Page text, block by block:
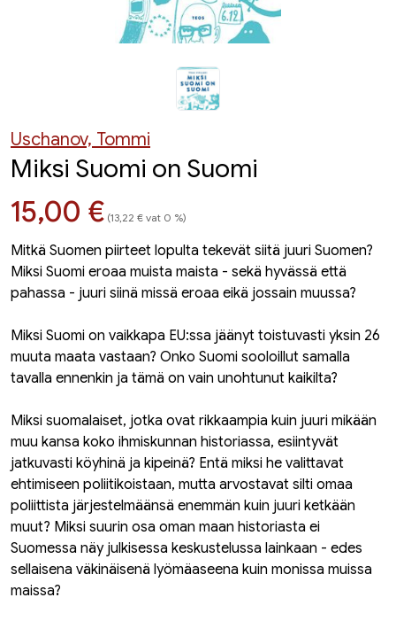
Uschanov, Tommi
Miksi Suomi on Suomi
Hinta nyt
15,00 € (13,22 € vat 0 %)
Mitkä Suomen piirteet lopulta tekevät siitä juuri Suomen?
Miksi Suomi eroaa muista maista - sekä hyvässä että
pahassa - juuri siinä missä eroaa eikä jossain muussa?
Miksi Suomi on vaikkapa EU:ssa jäänyt toistuvasti yksin 26
muuta maata vastaan? Onko Suomi sooloillut samalla
tavalla ennenkin ja tämä on vain unohtunut kaikilta?
Miksi suomalaiset, jotka ovat rikkaampia kuin juuri mikään
muu kansa koko ihmiskunnan historiassa, esiintyvät
jatkuvasti köyhinä ja kipeinä? Entä miksi he valittavat
ehtimiseen poliitikoistaan, mutta arvostavat silti omaa
poliittista järjestelmäänsä enemmän kuin juuri ketkään
muut? Miksi suurin osa oman maan historiasta ei
Suomessa näy julkisessa keskustelussa lainkaan - edes
sellaisena väkinäisenä lyömäaseena kuin monissa muissa
maissa?